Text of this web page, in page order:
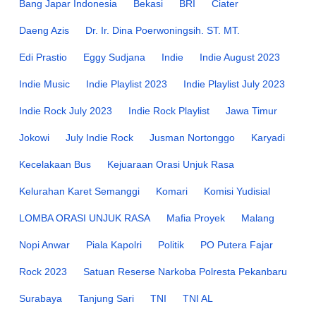
Bang Japar Indonesia Bekasi BRI Ciater
Daeng Azis Dr. Ir. Dina Poerwoningsih. ST. MT.
Edi Prastio Eggy Sudjana Indie Indie August 2023
Indie Music Indie Playlist 2023 Indie Playlist July 2023
Indie Rock July 2023 Indie Rock Playlist Jawa Timur
Jokowi July Indie Rock Jusman Nortonggo Karyadi
Kecelakaan Bus Kejuaraan Orasi Unjuk Rasa
Kelurahan Karet Semanggi Komari Komisi Yudisial
LOMBA ORASI UNJUK RASA Mafia Proyek Malang
Nopi Anwar Piala Kapolri Politik PO Putera Fajar
Rock 2023 Satuan Reserse Narkoba Polresta Pekanbaru
Surabaya Tanjung Sari TNI TNI AL